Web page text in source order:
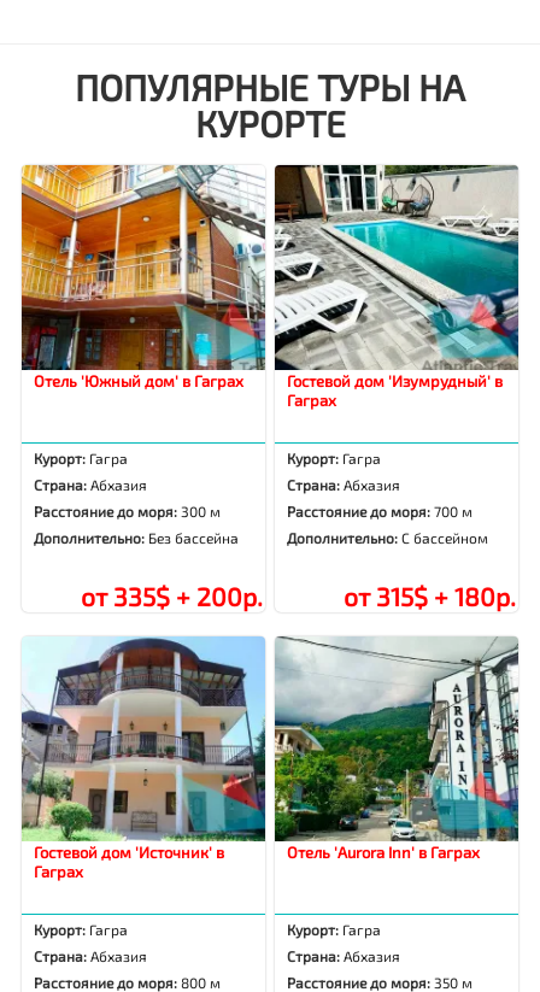
ПОПУЛЯРНЫЕ ТУРЫ НА
КУРОРТЕ
Отель 'Южный дом' в Гаграх
Курорт: Гагра
Страна:Абхазия
Расстояние до моря: 300 м
Дополнительно: Без бассейна
от 335$ + 200р.
Гостевой дом 'Изумрудный' в
Гаграх
Курорт: Гагра
Страна:Абхазия
Расстояние до моря:700 м
Дополнительно:С бассейном
от 315$ + 180р.
Гостевой дом 'Источник' в
Гаграх
Курорт: Гагра
Страна:Абхазия
Расстояние до моря:800 м
Отель 'Aurora Inn' в Гаграх
Курорт: Гагра
Страна:Абхазия
Расстояние до моря: 350 м